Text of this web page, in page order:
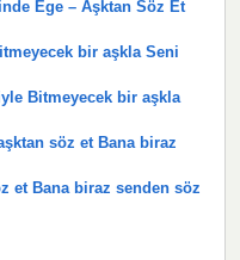
Ege – Aşktan Söz Et
bir aşkla Seni
Bitmeyecek bir aşkla
söz et Bana biraz
et Bana biraz senden söz